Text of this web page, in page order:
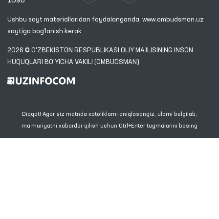
Ushbu sayt materiallaridan foydalanganda, www.ombudsman.uz
saytiga bog'lanish kerak
2026 © O'ZBEKISTON RESPUBLIKASI OLIY MAJLISINING INSON
HUQUQLARI BO'YICHA VAKILI (OMBUDSMAN)
Diqqat! Agar siz matnda xatoliklarni aniqlasangiz, ularni belgilab,
ma’muriyatni xabardor qilish uchun Ctrl+Enter tugmalarini bosing